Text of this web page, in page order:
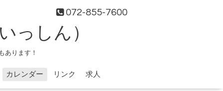
072-855-7600
っしん）
あります！
カレンダー リンク 求人